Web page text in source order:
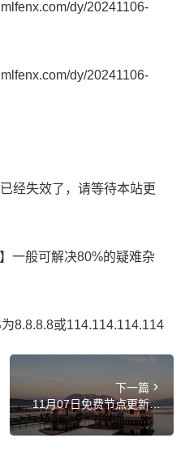
dy/20241106-
dy/20241106-
经失效了，请等待本站更
一般可解决80%的疑难杂
8.8.8.8或114.114.114.114
下一篇
11月07日免费节点更新39
条，最新高速SSR/Clash/Sh
adowrocket/V2ray订阅链接